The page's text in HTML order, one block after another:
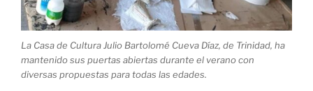
La Casa de Cultura Julio Bartolomé Cueva Díaz, de Trinidad, ha
mantenido sus puertas abiertas durante el verano con
diversas propuestas para todas las edades.